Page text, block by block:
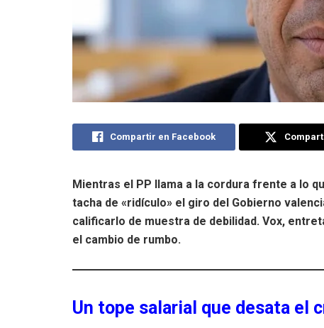
Compartir en Facebook
Mientras el PP llama a la cordura frente a lo
tacha de «ridículo» el giro del Gobierno
calificarlo de muestra de debilidad. Vox,
el cambio de rumbo.
Un tope salarial que desata el